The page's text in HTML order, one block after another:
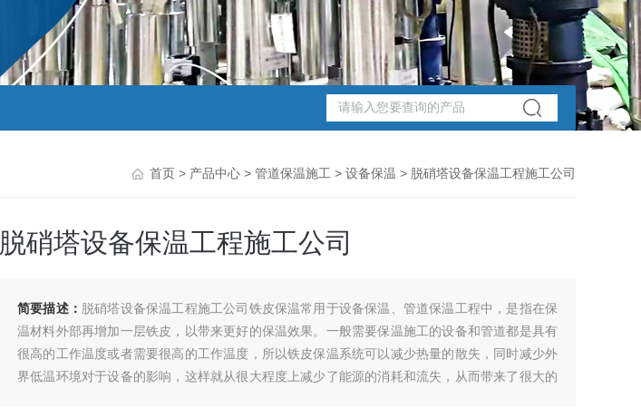
首页 > 产品中心 > 管道保温施工 > 设备保温 > 脱硝塔设备保温工程施工公司
脱硝塔设备保温工程施工公司
简要描述： 脱硝塔设备保温工程施工公司铁皮保温常用于设备保温、管道保温工程中，是指在保
温材料外部再增加一层铁皮，以带来更好的保温效果。一般需要保温施工的设备和管道都是具有
很高的工作温度或者需要很高的工作温度，所以铁皮保温系统可以减少热量的散失，同时减少外
界低温环境对于设备的影响，这样就从很大程度上减少了能源的消耗和流失，从而带来了很大的